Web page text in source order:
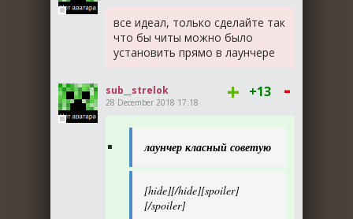
все идеал, только сделайте так
что бы читы можно было
установить прямо в лаунчере
sub__strelok
28 December 2018 17:18 + +13 -
лаунчер класный советую
[hide][/hide][spoiler]
[/spoiler]